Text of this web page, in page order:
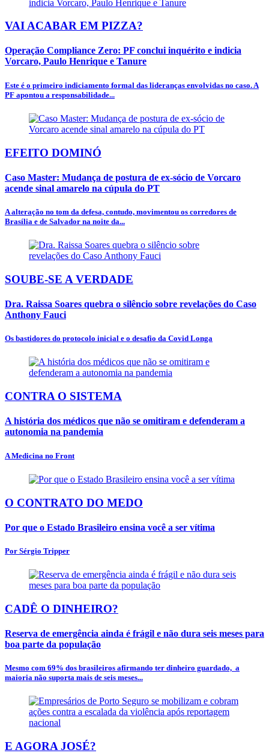
VAI ACABAR EM PIZZA?
Operação Compliance Zero: PF conclui inquérito e indicia
Vorcaro, Paulo Henrique e Tanure
Este é o primeiro indiciamento formal das lideranças envolvidas no caso. A
PF apontou a responsabilidade...
EFEITO DOMINÓ
Caso Master: Mudança de postura de ex-sócio de Vorcaro
acende sinal amarelo na cúpula do PT
A alteração no tom da defesa, contudo, movimentou os corredores de
Brasília e de Salvador na noite da...
SOUBE-SE A VERDADE
Dra. Raissa Soares quebra o silêncio sobre revelações do Caso
Anthony Fauci
Os bastidores do protocolo inicial e o desafio da Covid Longa
CONTRA O SISTEMA
A história dos médicos que não se omitiram e defenderam a
autonomia na pandemia
A Medicina no Front
O CONTRATO DO MEDO
Por que o Estado Brasileiro ensina você a ser vítima
Por Sérgio Tripper
CADÊ O DINHEIRO?
Reserva de emergência ainda é frágil e não dura seis meses para
boa parte da população
Mesmo com 69% dos brasileiros afirmando ter dinheiro guardado, a
maioria não suporta mais de seis meses...
E AGORA JOSÉ?